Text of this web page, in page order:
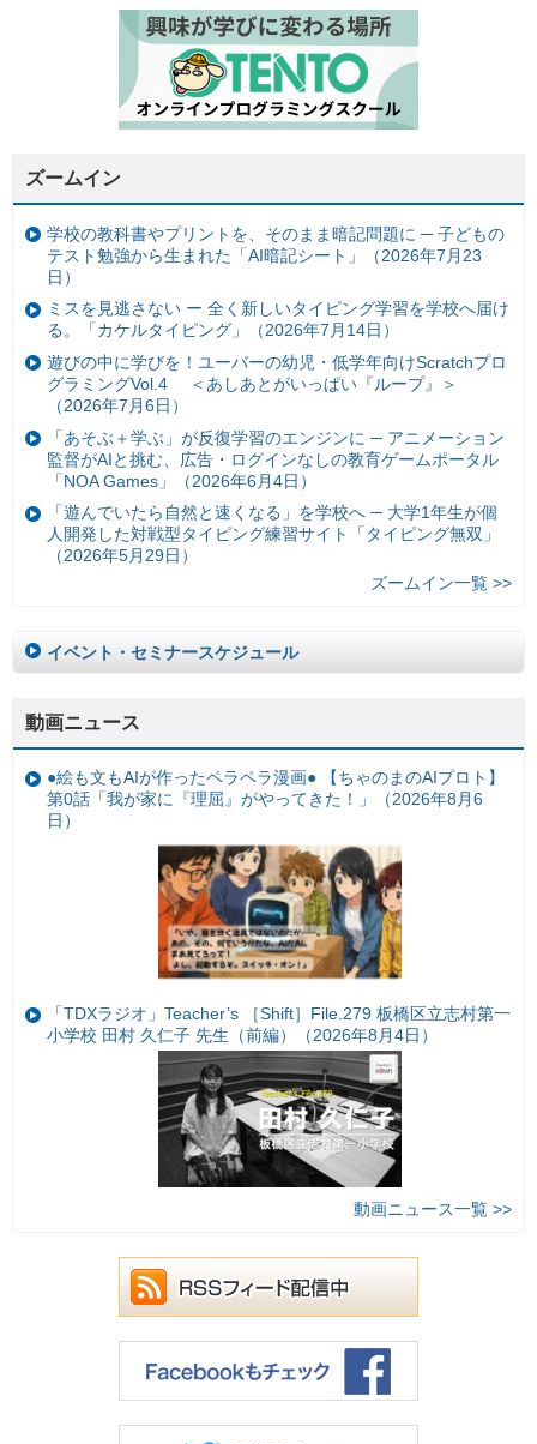
ズームイン
学校の教科書やプリントを、そのまま暗記問題に ─ 子どもの
テスト勉強から生まれた「AI暗記シート」（2026年7月23
日）
ミスを見逃さない ー 全く新しいタイピング学習を学校へ届け
る。「カケルタイピング」（2026年7月14日）
遊びの中に学びを！ユーバーの幼児・低学年向けScratchプロ
グラミングVol.4 ＜あしあとがいっぱい『ループ』＞
（2026年7月6日）
「あそぶ＋学ぶ」が反復学習のエンジンに ─ アニメーション
監督がAIと挑む、広告・ログインなしの教育ゲームポータル
「NOA Games」（2026年6月4日）
「遊んでいたら自然と速くなる」を学校へ ─ 大学1年生が個
人開発した対戦型タイピング練習サイト「タイピング無双」
（2026年5月29日）
ズームイン一覧 >>
イベント・セミナースケジュール
動画ニュース
●絵も文もAIが作ったペラペラ漫画● 【ちゃのまのAIプロト】
第0話「我が家に『理屈』がやってきた！」（2026年8月6
日）
「TDXラジオ」Teacher’s ［Shift］File.279 板橋区立志村第一
小学校 田村 久仁子 先生（前編）（2026年8月4日）
動画ニュース一覧 >>